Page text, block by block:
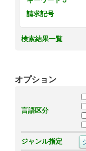
請求記号
検索結果一覧
オプション
言語区分
ジャンル指定